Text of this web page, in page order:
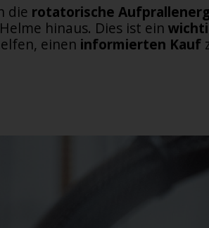
die rotatorische
hinaus. Dies ist ein
einen informierten Kauf